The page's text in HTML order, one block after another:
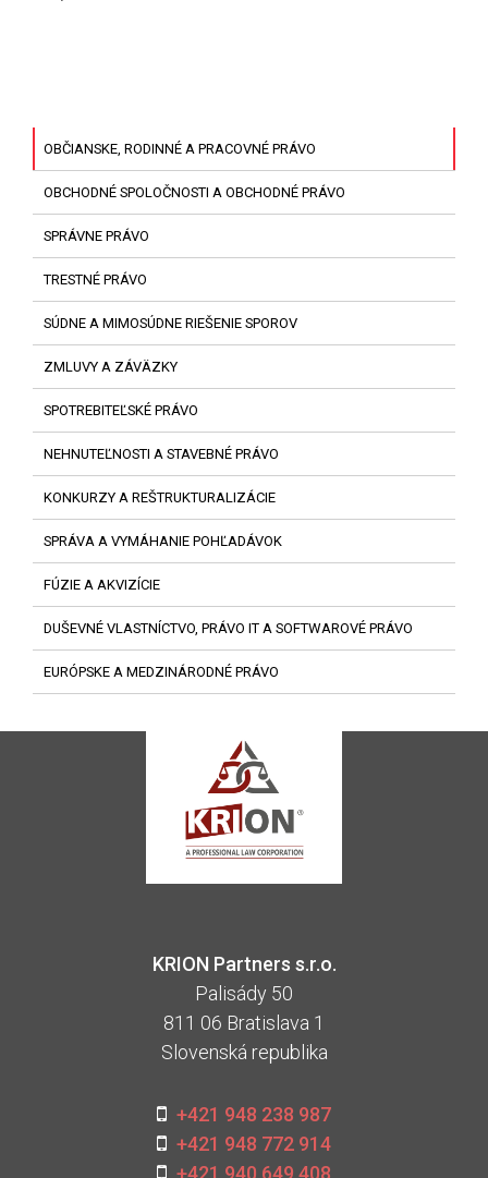
OBČIANSKE, RODINNÉ A PRACOVNÉ PRÁVO
OBCHODNÉ SPOLOČNOSTI A OBCHODNÉ PRÁVO
SPRÁVNE PRÁVO
TRESTNÉ PRÁVO
SÚDNE A MIMOSÚDNE RIEŠENIE SPOROV
ZMLUVY A ZÁVÄZKY
SPOTREBITEĽSKÉ PRÁVO
NEHNUTEĽNOSTI A STAVEBNÉ PRÁVO
KONKURZY A REŠTRUKTURALIZÁCIE
SPRÁVA A VYMÁHANIE POHĽADÁVOK
FÚZIE A AKVIZÍCIE
DUŠEVNÉ VLASTNÍCTVO, PRÁVO IT A SOFTWAROVÉ PRÁVO
EURÓPSKE A MEDZINÁRODNÉ PRÁVO
KRION Partners s.r.o.
Palisády 50
811 06 Bratislava 1
Slovenská republika
+421 948 238 987
+421 948 772 914
+421 940 649 408